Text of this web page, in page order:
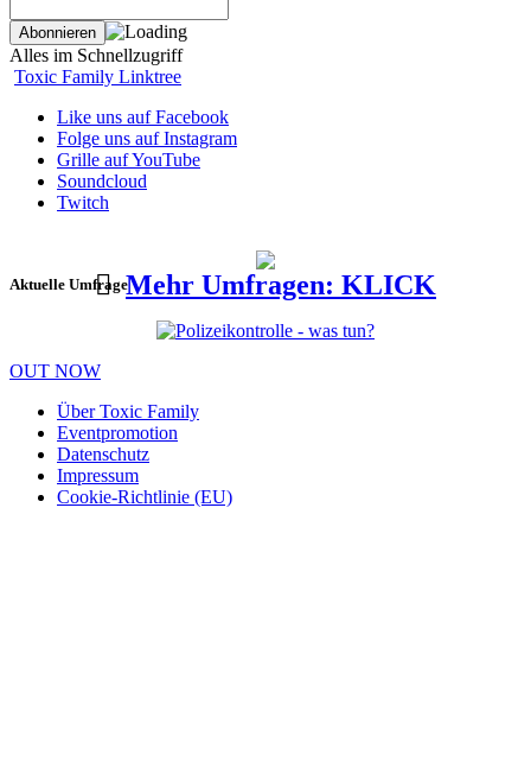
Alles im Schnellzugriff
Toxic Family Linktree
Like uns auf Facebook
Folge uns auf Instagram
Grille auf YouTube
Soundcloud
Twitch
Aktuelle UmfrageMehr Umfragen: KLICK
OUT NOW
Über Toxic Family
Eventpromotion
Datenschutz
Impressum
Cookie-Richtlinie (EU)